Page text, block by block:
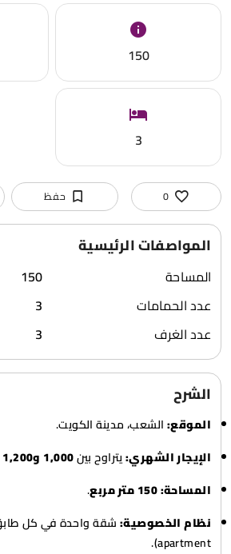
150
3
0 حفظ
المواصفات الرئيسية
المساحة
150
عدد الحمامات
3
عدد الغرف
3
الشرح
الموقع:الشعب، مدينة الكويت.
الإيجار الشهري:يتراوح بين1,000 و1,200 دينار كويتي
المساحة:150 متر مربع
.
نظام الخصوصية:
apartment).